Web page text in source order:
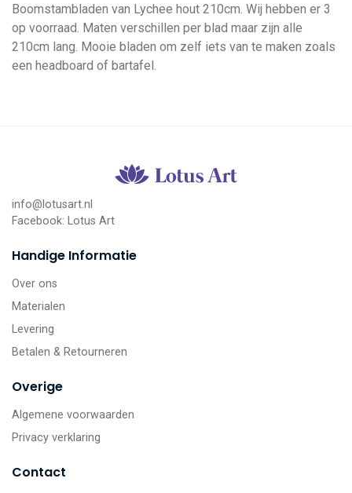
Boomstambladen van Lychee hout 210cm. Wij hebben er 3
op voorraad. Maten verschillen per blad maar zijn alle
210cm lang. Mooie bladen om zelf iets van te maken zoals
een headboard of bartafel.
info@lotusart.nl
Facebook: Lotus Art
Handige Informatie
Over ons
Materialen
Levering
Betalen & Retourneren
Overige
Algemene voorwaarden
Privacy verklaring
Contact